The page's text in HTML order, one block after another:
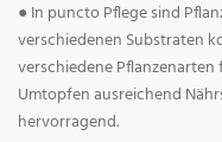
● In puncto Pflege sind
verschiedenen Substraten
verschiedene
Umtopfen ausreichend
hervorragend.